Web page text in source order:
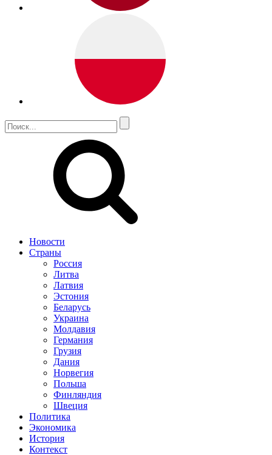
Новости
Страны
Россия
Литва
Латвия
Эстония
Беларусь
Украина
Молдавия
Германия
Грузия
Дания
Норвегия
Польша
Финляндия
Швеция
Политика
Экономика
История
Контекст